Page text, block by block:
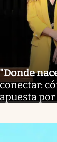
"Donde
conectar:
apuesta